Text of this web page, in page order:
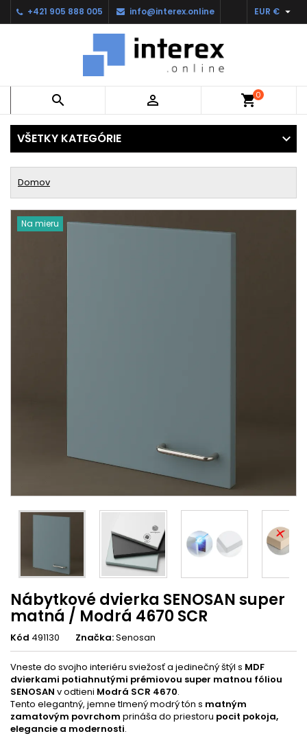
+421 905 888 005 info@interex.online EUR € 
  shopping_cart0
VŠETKY KATEGÓRIE
Domov
Na mieru
Nábytkové dvierka SENOSAN super
matná / Modrá 4670 SCR
Kód 491130 Značka:Senosan
Vneste do svojho interiéru sviežosť a jedinečný štýl s MDF
dvierkami potiahnutými prémiovou super matnou fóliou
SENOSAN v odtieni Modrá SCR 4670.
Tento elegantný, jemne tlmený modrý tón s matným
zamatovým povrchom prináša do priestoru pocit pokoja,
elegancie a modernosti.